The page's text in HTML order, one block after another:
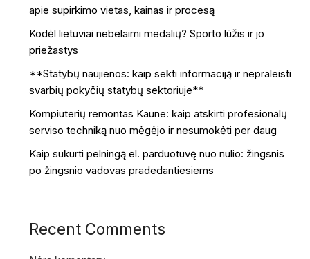
apie supirkimo vietas, kainas ir procesą
Kodėl lietuviai nebelaimi medalių? Sporto lūžis ir jo
priežastys
**Statybų naujienos: kaip sekti informaciją ir nepraleisti
svarbių pokyčių statybų sektoriuje**
Kompiuterių remontas Kaune: kaip atskirti profesionalų
serviso techniką nuo mėgėjo ir nesumokėti per daug
Kaip sukurti pelningą el. parduotuvę nuo nulio: žingsnis
po žingsnio vadovas pradedantiesiems
Recent Comments